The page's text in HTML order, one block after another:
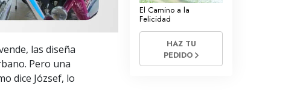
Los Fundamentos de la Organización
Los Fundamentos de las Relaciones
las diseña
Pero una
dice József, lo
El Camino a la
Felicidad
HAZ TU
PEDIDO